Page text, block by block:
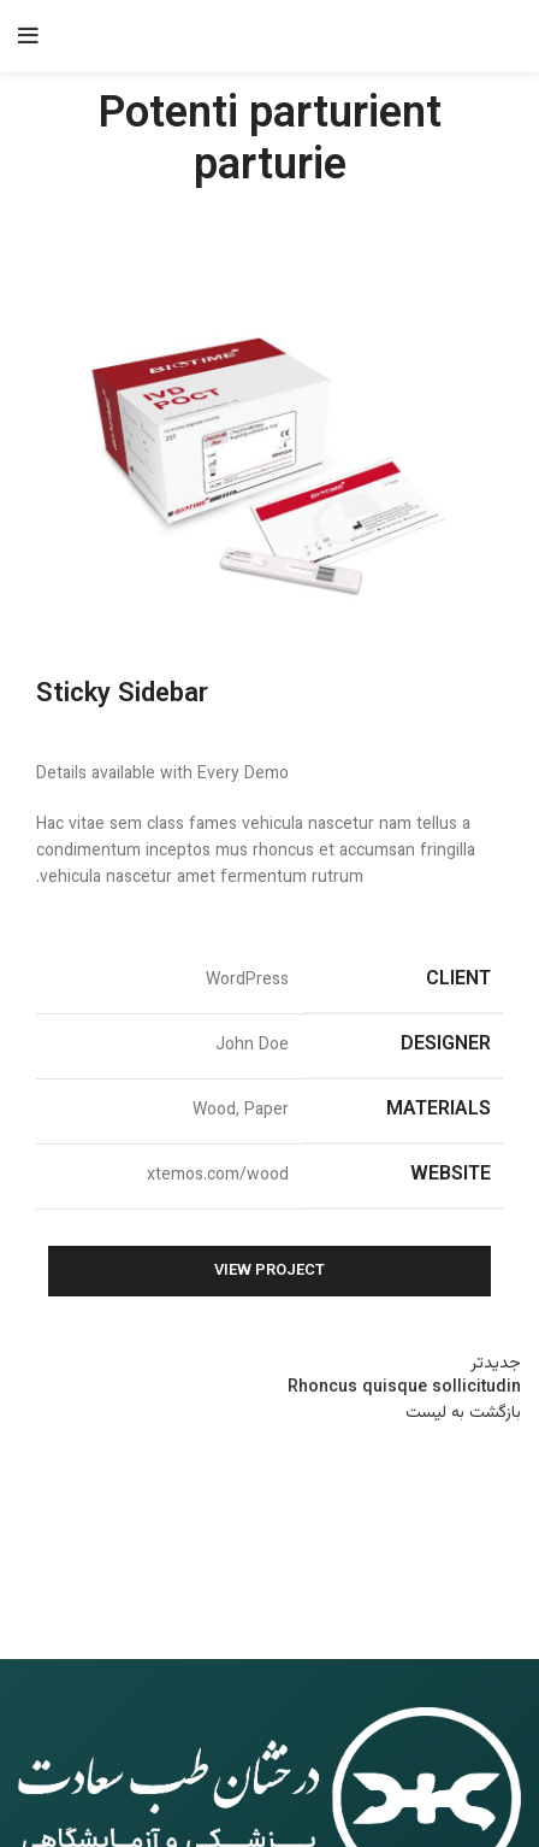
Potenti parturient
parturie
Sticky Sidebar
Details available with Every Demo
Hac vitae sem class fames vehicula nascetur nam tellus a
condimentum inceptos mus rhoncus et accumsan fringilla
vehicula nascetur amet fermentum rutrum.
CLIENT
WordPress
DESIGNER
John Doe
MATERIALS
Wood, Paper
WEBSITE
xtemos.com/wood
VIEW PROJECT
جدیدتر
Rhoncus quisque sollicitudin
بازگشت به لیست